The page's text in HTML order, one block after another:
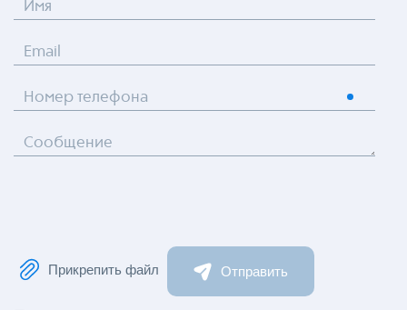
Имя
Email
Номер телефона
Сообщение
Прикрепить файл Отправить